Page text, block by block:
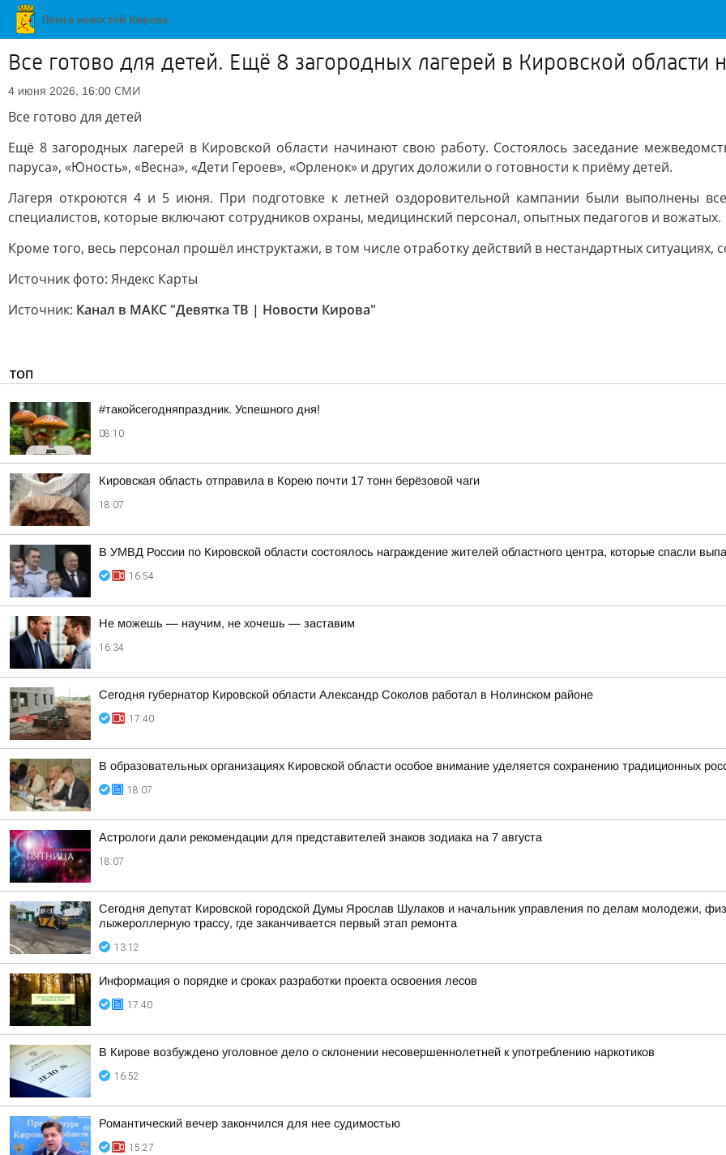
Все готово для детей. Ещё 8 загородных лагерей в Кировской области
4 июня 2026, 16:00 СМИ
Все готово для детей
Ещё 8 загородных лагерей в Кировской области начинают свою работу. Состоялось заседание
паруса», «Юность», «Весна», «Дети Героев», «Орленок» и других доложили о готовности к приёму детей.
Лагеря откроются 4 и 5 июня. При подготовке к летней оздоровительной кампании были выполнены
специалистов, которые включают сотрудников охраны, медицинский персонал, опытных педагогов и вожатых.
Кроме того, весь персонал прошёл инструктажи, в том числе отработку действий в нестандартных
Источник фото: Яндекс Карты
Источник: Канал в МАКС "Девятка ТВ | Новости Кирова"
ТОП
#такойсегодняпраздник. Успешного дня!
08:10
Кировская область отправила в Корею почти 17 тонн берёзовой чаги
18:07
В УМВД России по Кировской области состоялось награждение жителей областного центра, которые спасли
16:54
Не можешь — научим, не хочешь — заставим
16:34
Сегодня губернатор Кировской области Александр Соколов работал в Нолинском районе
17:40
В образовательных организациях Кировской области особое внимание уделяется сохранению традиционных
18:07
Астрологи дали рекомендации для представителей знаков зодиака на 7 августа
18:07
Сегодня депутат Кировской городской Думы Ярослав Шулаков и начальник управления по делам молодежи,
лыжероллерную трассу, где заканчивается первый этап ремонта
13:12
Информация о порядке и сроках разработки проекта освоения лесов
17:40
В Кирове возбуждено уголовное дело о склонении несовершеннолетней к употреблению наркотиков
16:52
Романтический вечер закончился для нее судимостью
15:27